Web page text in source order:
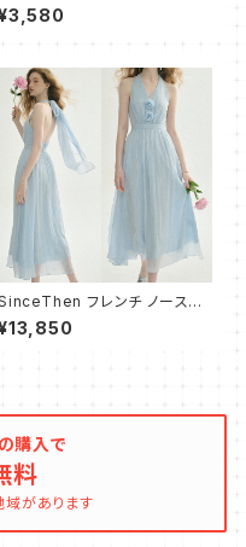
大学生 人気 メンズ バックパ
ク 大容量 ビジネスリュック お
フレンチ ノースリ
購入で
料
域があります